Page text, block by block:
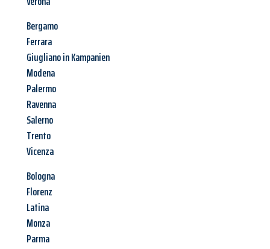
Bergamo
Ferrara
Giugliano in Kampanien
Modena
Palermo
Ravenna
Salerno
Trento
Vicenza
Bologna
Florenz
Latina
Monza
Parma